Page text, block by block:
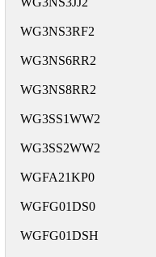
WG3NS3RF2
WG3NS6RR2
WG3NS8RR2
WG3SS1WW2
WG3SS2WW2
WGFA21KP0
WGFG01DS0
WGFG01DSH